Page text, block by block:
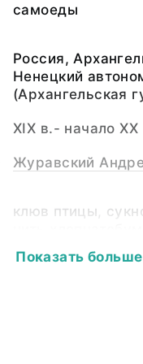
самоеды
Россия,
Ненецкий
(Архангельская
XIX в.- начало XX
Журавский
клюв птицы,
Длина - 13,5;
Показать больше